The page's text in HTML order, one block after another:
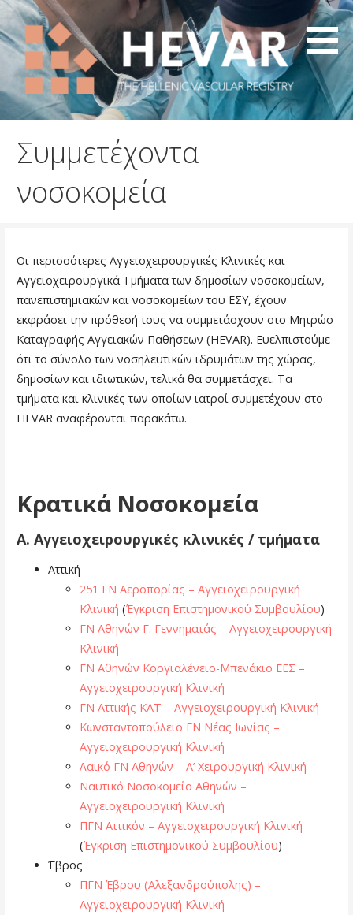
Μετάβαση
απευθείας
στο
περιεχόμενο
HEVAR
The Hellenic Vascular Registry
Συμμετέχοντα
νοσοκομεία
Οι περισσότερες Αγγειοχειρουργικές Κλινικές και
Αγγειοχειρουργικά Τμήματα των δημοσίων νοσοκομείων,
πανεπιστημιακών και νοσοκομείων του ΕΣΥ, έχουν
εκφράσει την πρόθεσή τους να συμμετάσχουν στο Μητρώο
Καταγραφής Αγγειακών Παθήσεων (HEVAR). Ευελπιστούμε
ότι το σύνολο των νοσηλευτικών ιδρυμάτων της χώρας,
δημοσίων και ιδιωτικών, τελικά θα συμμετάσχει. Τα
τμήματα και κλινικές των οποίων ιατροί συμμετέχουν στο
HEVAR αναφέρονται παρακάτω.
Κρατικά Νοσοκομεία
Α. Αγγειοχειρουργικές κλινικές / τμήματα
Αττική
251 ΓΝ Αεροπορίας – Αγγειοχειρουργική
Κλινική (Έγκριση Επιστημονικού Συμβουλίου)
ΓΝ Αθηνών Γ. Γεννηματάς – Αγγειοχειρουργική
Κλινική
ΓΝ Αθηνών Κοργιαλένειο-Μπενάκιο ΕΕΣ –
Αγγειοχειρουργική Κλινική
ΓΝ Αττικής ΚΑΤ – Αγγειοχειρουργική Κλινική
Κωνσταντοπούλειο ΓΝ Νέας Ιωνίας –
Αγγειοχειρουργική Κλινική
Λαικό ΓΝ Αθηνών – Α’ Χειρουργική Κλινική
Ναυτικό Νοσοκομείο Αθηνών –
Αγγειοχειρουργική Κλινική
ΠΓΝ Αττικόν – Αγγειοχειρουργική Κλινική
(Έγκριση Επιστημονικού Συμβουλίου)
Έβρος
ΠΓΝ Έβρου (Αλεξανδρούπολης) –
Αγγειοχειρουργική Κλινική